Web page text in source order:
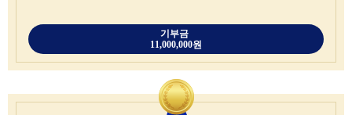
기부금
11,000,000원